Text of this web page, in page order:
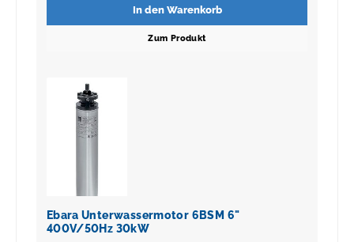
In den Warenkorb
Zum Produkt
Ebara Unterwassermotor 6BSM 6"
400V/50Hz 30kW